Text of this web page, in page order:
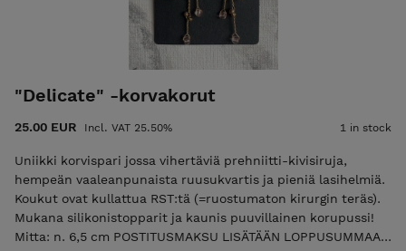
"Delicate" -korvakorut
25.00 EUR Incl. VAT 25.50% 1 in stock
Uniikki korvispari jossa vihertäviä prehniitti-kivisiruja,
hempeän vaaleanpunaista ruusukvartis ja pieniä lasihelmiä.
Koukut ovat kullattua RST:tä (=ruostumaton kirurgin teräs).
Mukana silikonistopparit ja kaunis puuvillainen korupussi!
Mitta: n. 6,5 cm POSTITUSMAKSU LISÄTÄÄN LOPPUSUMMAAN